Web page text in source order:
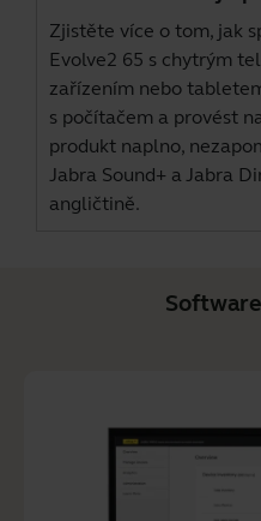
Zjistěte více o tom, jak
Evolve2 65 s chytrým
zařízením nebo
s počítačem a provést
produkt naplno,
Jabra Sound+ a Jabra
angličtině.